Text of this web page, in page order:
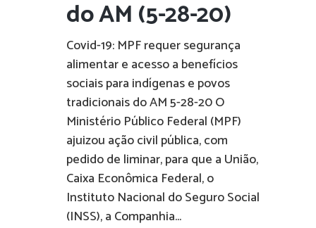
do AM (5-28-20)
Covid-19: MPF requer segurança
alimentar e acesso a benefícios
sociais para indígenas e povos
tradicionais do AM 5-28-20 O
Ministério Público Federal (MPF)
ajuizou ação civil pública, com
pedido de liminar, para que a União,
Caixa Econômica Federal, o
Instituto Nacional do Seguro Social
(INSS), a Companhia...